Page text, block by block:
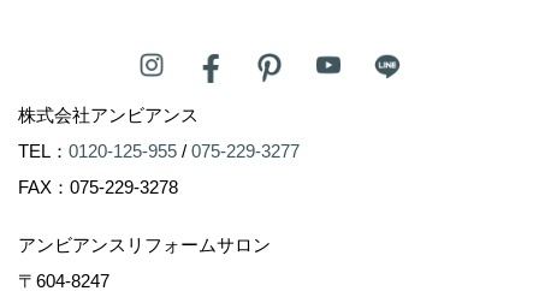
株式会社アンビアンス
TEL： 0120-125-955 / 075-229-3277
FAX：075-229-3278
アンビアンスリフォームサロン
〒604-8247